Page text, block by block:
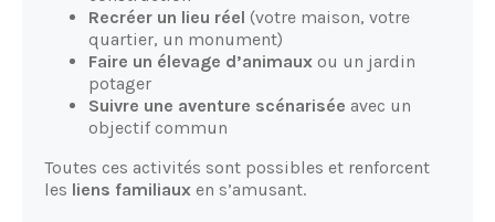
Recréer un lieu réel (votre maison, votre
quartier, un monument)
Faire un élevage d’animaux ou un jardin
potager
Suivre une aventure scénarisée avec un
objectif commun
Toutes ces activités sont possibles et renforcent
les liens familiaux en s’amusant.